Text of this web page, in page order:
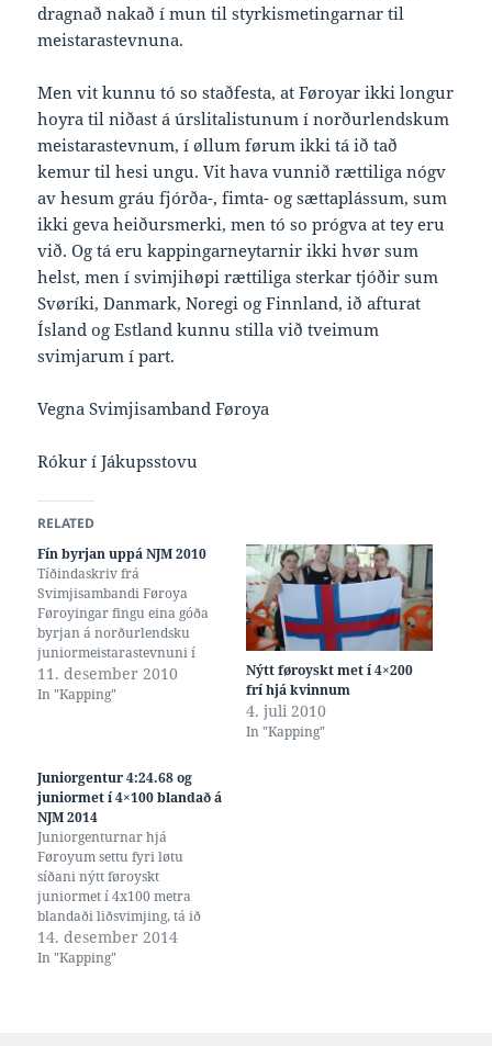
dragnað nakað í mun til styrkismetingarnar til
meistarastevnuna.
Men vit kunnu tó so staðfesta, at Føroyar ikki longur
hoyra til niðast á úrslitalistunum í norðurlendskum
meistarastevnum, í øllum førum ikki tá ið tað
kemur til hesi ungu. Vit hava vunnið rættiliga nógv
av hesum gráu fjórða-, fimta- og sættaplássum, sum
ikki geva heiðursmerki, men tó so prógva at tey eru
við. Og tá eru kappingarneytarnir ikki hvør sum
helst, men í svimjihøpi rættiliga sterkar tjóðir sum
Svøríki, Danmark, Noregi og Finnland, ið afturat
Ísland og Estland kunnu stilla við tveimum
svimjarum í part.
Vegna Svimjisamband Føroya
Rókur í Jákupsstovu
RELATED
Fín byrjan uppá NJM 2010
Tíðindaskriv frá
Svimjisambandi Føroya
Føroyingar fingu eina góða
byrjan á norðurlendsku
juniormeistarastevnuni í
Kastrup í morgun, tá ið
Cecilia Eysturdal longu í
føroyskt juniormet í 100 frí,
og hareftir Magnus
Jákupsson juniormet í 200
firvald. At enda…
11. desember 2010
In "Kapping"
Nýtt føroyskt met í 4×200
frí hjá kvinnum
4. juli 2010
In "Kapping"
Juniorgentur 4:24.68 og
juniormet í 4×100 blandað á
NJM 2014
Juniorgenturnar hjá
Føroyum settu fyri løtu
síðani nýtt føroyskt
juniormet í 4x100 metra
blandaði liðsvimjing, tá ið
tær í finaluni á
Norðurlendsku
14. desember 2014
In "Kapping"